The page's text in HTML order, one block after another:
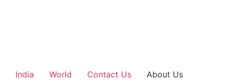
India World Contact Us About Us